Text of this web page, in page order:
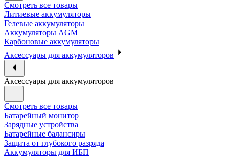
Смотреть все товары
Литиевые аккумуляторы
Гелевые аккумуляторы
Аккумуляторы AGM
Карбоновые аккумуляторы
Аксессуары для аккумуляторов
Аксессуары для аккумуляторов
Смотреть все товары
Батарейный монитор
Зарядные устройства
Батарейные балансиры
Защита от глубокого разряда
Аккумуляторы для ИБП